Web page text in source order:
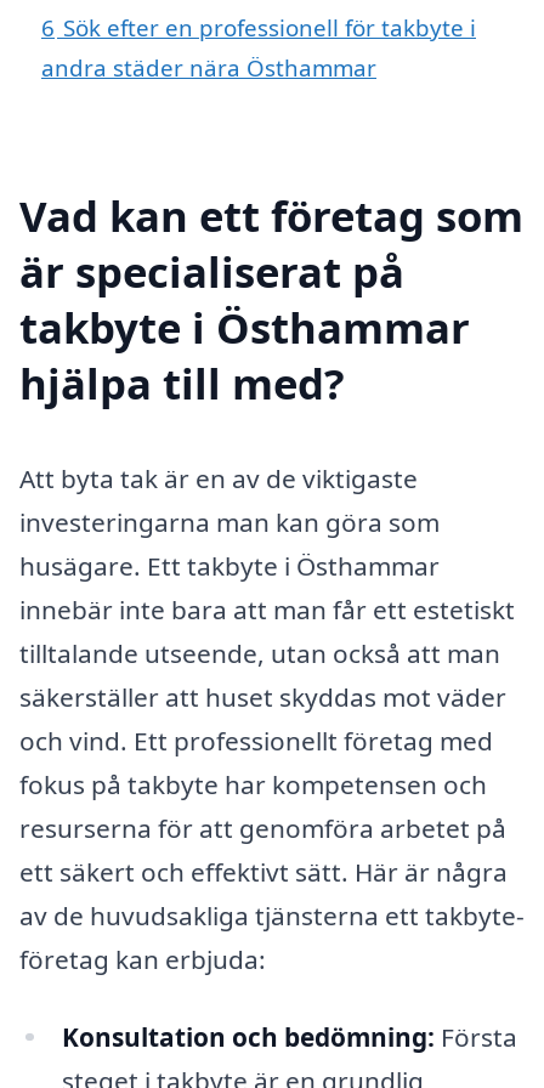
6 Sök efter en professionell för takbyte i
andra städer nära Östhammar
Vad kan ett företag som
är specialiserat på
takbyte i Östhammar
hjälpa till med?
Att byta tak är en av de viktigaste
investeringarna man kan göra som
husägare. Ett takbyte i Östhammar
innebär inte bara att man får ett estetiskt
tilltalande utseende, utan också att man
säkerställer att huset skyddas mot väder
och vind. Ett professionellt företag med
fokus på takbyte har kompetensen och
resurserna för att genomföra arbetet på
ett säkert och effektivt sätt. Här är några
av de huvudsakliga tjänsterna ett takbyte-
företag kan erbjuda:
Konsultation och bedömning: Första
steget i takbyte är en grundlig